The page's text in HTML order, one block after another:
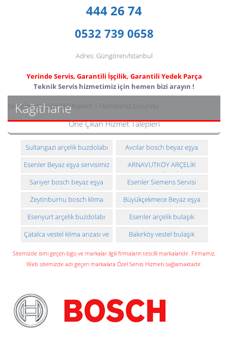
444 26 74
0532 739 0658
Adres: Güngören/İstanbul
Yerinde Servis, Garantili İşçilik, Garantili Yedek Parça
Teknik Servis hizmetimiz için hemen bizi arayın !
Kağıthane
Servislerimizle ile ilgili toplam 1 Hizmetimiz bulundu
Öne Çıkan Hizmet Talepleri
Sultangazi arçelik buzdolabı
teknik servisi
Avcılar bosch beyaz eşya
Esenler Beyaz eşya servisimiz
ARNAVUTKÖY ARÇELİK
ÇAMAŞIR MAKİNESİ ARIZASI
VE MONTAJI
Sarıyer bosch beyaz eşya
teknik servisi
Esenler Siemens Servisi
Zeytinburnu bosch klima
teknik servisi
Büyükçekmece Beyaz eşya
servisimiz
Esenyurt arçelik buzdolabı
teknik servisi
Esenler arçelik bulaşık
makinesi teknik servisi
Çatalca vestel klima arızası ve
montajı
Bakırköy vestel bulaşık
makinesi teknik servisi
Sitemizde ismi geçen logo ve markalar ilgili firmaların tescilli markalarıdır. Firmamız,
Web sitemizde adı geçen markalara Özel Servis Hizmeti sağlamaktadır.